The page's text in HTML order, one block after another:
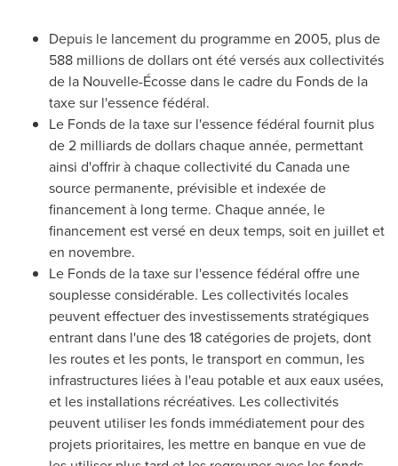
Depuis le lancement du programme en 2005, plus de
588 millions de dollars ont été versés aux collectivités
de la Nouvelle-Écosse dans le cadre du Fonds de la
taxe sur l'essence fédéral.
Le Fonds de la taxe sur l'essence fédéral fournit plus
de 2 milliards de dollars chaque année, permettant
ainsi d'offrir à chaque collectivité du Canada une
source permanente, prévisible et indexée de
financement à long terme. Chaque année, le
financement est versé en deux temps, soit en juillet et
en novembre.
Le Fonds de la taxe sur l'essence fédéral offre une
souplesse considérable. Les collectivités locales
peuvent effectuer des investissements stratégiques
entrant dans l'une des 18 catégories de projets, dont
les routes et les ponts, le transport en commun, les
infrastructures liées à l'eau potable et aux eaux usées,
et les installations récréatives. Les collectivités
peuvent utiliser les fonds immédiatement pour des
projets prioritaires, les mettre en banque en vue de